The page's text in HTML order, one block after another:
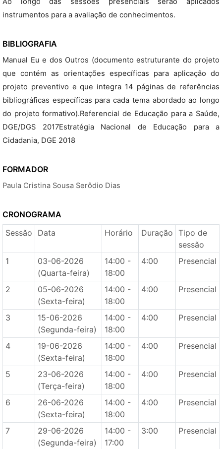
instrumentos para a avaliação de conhecimentos.
BIBLIOGRAFIA
Manual Eu e dos Outros (documento estruturante do projeto
que contém as orientações específicas para aplicação do
projeto preventivo e que integra 14 páginas de referências
bibliográficas específicas para cada tema abordado ao longo
do projeto formativo).Referencial de Educação para a Saúde,
DGE/DGS 2017Estratégia Nacional de Educação para a
Cidadania, DGE 2018
FORMADOR
Paula Cristina Sousa Serôdio Dias
CRONOGRAMA
Sessão
Data Horário Duração Tipo de
sessão
1
03-06-2026
(Quarta-feira)
14:00 -
18:00
4:00 Presencial
2
05-06-2026
(Sexta-feira)
14:00 -
18:00
4:00 Presencial
3
15-06-2026
(Segunda-feira)
14:00 -
18:00
4:00 Presencial
4
19-06-2026
(Sexta-feira)
14:00 -
18:00
4:00 Presencial
5
23-06-2026
(Terça-feira)
14:00 -
18:00
4:00 Presencial
6
26-06-2026
(Sexta-feira)
14:00 -
18:00
4:00 Presencial
7
29-06-2026
(Segunda-feira)
14:00 -
17:00
3:00 Presencial